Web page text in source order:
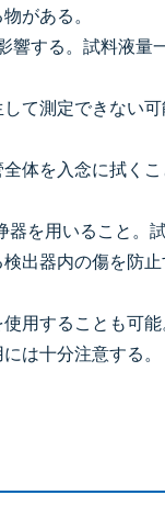
がある。
する。試料液量
て測定できない
体を入念に拭く
を用いること。
出器内の傷を防
用することも可
は十分注意する。